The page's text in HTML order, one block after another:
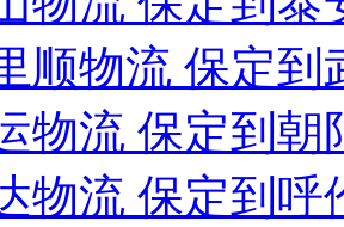
顺物流 保定
物流 保定到朝
物流 保定到